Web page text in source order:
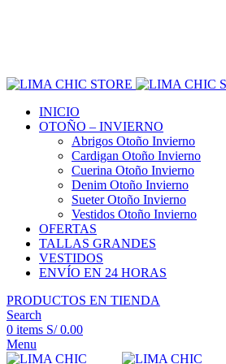
INICIO
OTOÑO – INVIERNO
Abrigos Otoño Invierno
Cardigan Otoño Invierno
Cuerina Otoño Invierno
Denim Otoño Invierno
Sueter Otoño Invierno
Vestidos Otoño Invierno
OFERTAS
TALLAS GRANDES
VESTIDOS
ENVÍO EN 24 HORAS
PRODUCTOS EN TIENDA
Search
0 items S/0.00
Menu